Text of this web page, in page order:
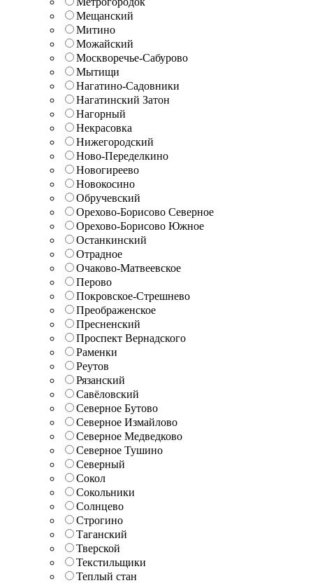
Мещанский
Митино
Можайский
Москворечье-Сабурово
Мытищи
Нагатино-Садовники
Нагатинский Затон
Нагорный
Некрасовка
Нижегородский
Ново-Переделкино
Новогиреево
Новокосино
Обручевский
Орехово-Борисово Северное
Орехово-Борисово Южное
Останкинский
Отрадное
Очаково-Матвеевское
Перово
Покровское-Стрешнево
Преображенское
Пресненский
Проспект Вернадского
Раменки
Реутов
Рязанский
Савёловский
Северное Бутово
Северное Измайлово
Северное Медведково
Северное Тушино
Северный
Сокол
Сокольники
Солнцево
Строгино
Таганский
Тверской
Текстильщики
Теплый стан